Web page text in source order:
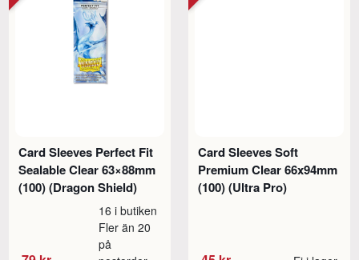
Card Sleeves Perfect Fit
Sealable Clear 63×88mm
(100) (Dragon Shield)
16 i butiken
Fler än 20
på
Card Sleeves Soft
Premium Clear 66x94mm
(100) (Ultra Pro)